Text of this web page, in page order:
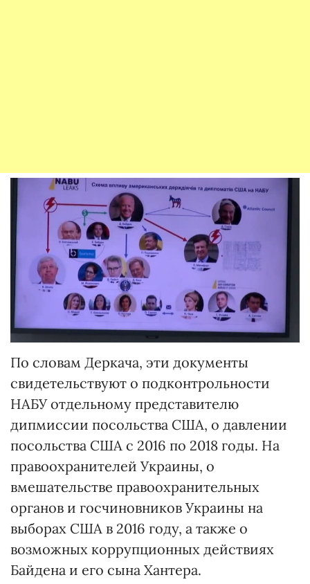
По словам Деркача, эти документы
свидетельствуют о подконтрольности
НАБУ отдельному представителю
дипмиссии посольства США, о давлении
посольства США с 2016 по 2018 годы. На
правоохранителей Украины, о
вмешательстве правоохранительных
органов и госчиновников Украины на
выборах США в 2016 году, а также о
возможных коррупционных действиях
Байдена и его сына Хантера.